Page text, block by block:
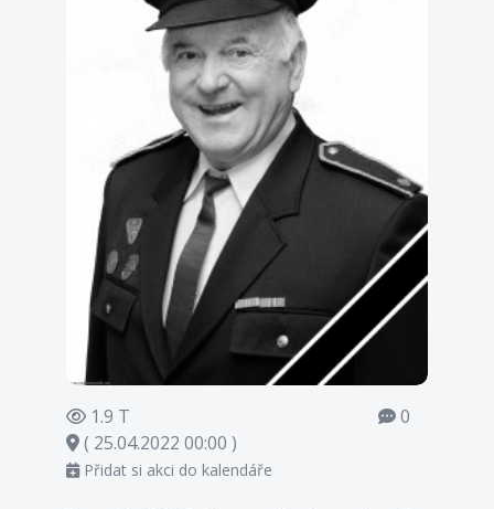
1.9 T
0
( 25.04.2022 00:00 )
Přidat si akci do kalendáře